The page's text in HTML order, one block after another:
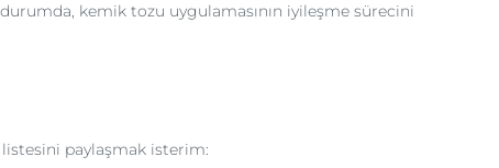
kemik tozu uygulamasının iyileşme sürecini
paylaşmak isterim: